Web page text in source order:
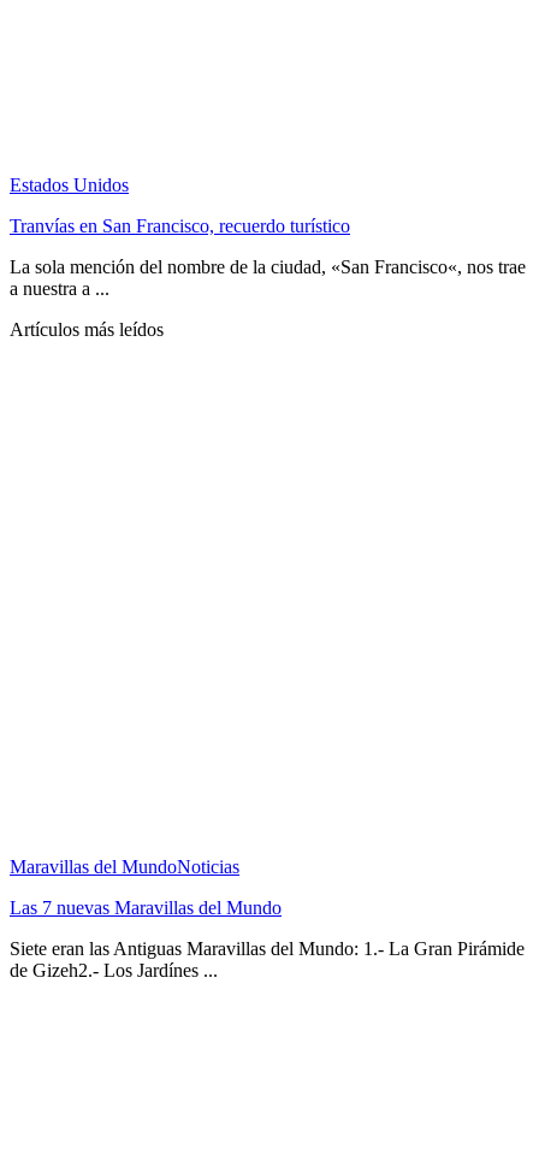
Estados Unidos
Tranvías en San Francisco, recuerdo turístico
La sola mención del nombre de la ciudad, «San Francisco«, nos trae
a nuestra a ...
Artículos más leídos
Maravillas del MundoNoticias
Las 7 nuevas Maravillas del Mundo
Siete eran las Antiguas Maravillas del Mundo: 1.- La Gran Pirámide
de Gizeh2.- Los Jardínes ...